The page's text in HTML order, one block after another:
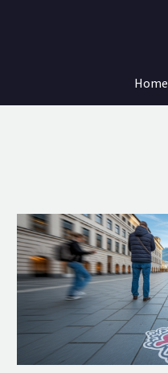
Home